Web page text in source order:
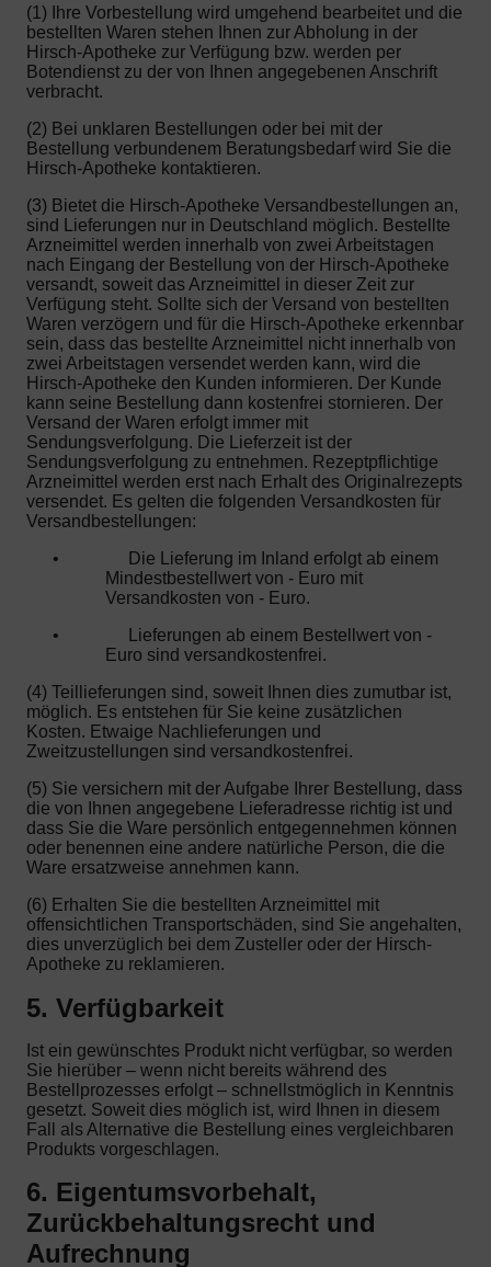
(1) Ihre Vorbestellung wird umgehend bearbeitet und die
bestellten Waren stehen Ihnen zur Abholung in der
Hirsch-Apotheke zur Verfügung bzw. werden per
Botendienst zu der von Ihnen angegebenen Anschrift
verbracht.
(2) Bei unklaren Bestellungen oder bei mit der
Bestellung verbundenem Beratungsbedarf wird Sie die
Hirsch-Apotheke kontaktieren.
(3) Bietet die Hirsch-Apotheke Versandbestellungen an,
sind Lieferungen nur in Deutschland möglich. Bestellte
Arzneimittel werden innerhalb von zwei Arbeitstagen
nach Eingang der Bestellung von der Hirsch-Apotheke
versandt, soweit das Arzneimittel in dieser Zeit zur
Verfügung steht. Sollte sich der Versand von bestellten
Waren verzögern und für die Hirsch-Apotheke erkennbar
sein, dass das bestellte Arzneimittel nicht innerhalb von
zwei Arbeitstagen versendet werden kann, wird die
Hirsch-Apotheke den Kunden informieren. Der Kunde
kann seine Bestellung dann kostenfrei stornieren. Der
Versand der Waren erfolgt immer mit
Sendungsverfolgung. Die Lieferzeit ist der
Sendungsverfolgung zu entnehmen. Rezeptpflichtige
Arzneimittel werden erst nach Erhalt des Originalrezepts
versendet. Es gelten die folgenden Versandkosten für
Versandbestellungen:
•
Die Lieferung im Inland erfolgt ab einem
Mindestbestellwert von - Euro mit
Versandkosten von - Euro.
•
Lieferungen ab einem Bestellwert von -
Euro sind versandkostenfrei.
(4) Teillieferungen sind, soweit Ihnen dies zumutbar ist,
möglich. Es entstehen für Sie keine zusätzlichen
Kosten. Etwaige Nachlieferungen und
Zweitzustellungen sind versandkostenfrei.
(5) Sie versichern mit der Aufgabe Ihrer Bestellung, dass
die von Ihnen angegebene Lieferadresse richtig ist und
dass Sie die Ware persönlich entgegennehmen können
oder benennen eine andere natürliche Person, die die
Ware ersatzweise annehmen kann.
(6) Erhalten Sie die bestellten Arzneimittel mit
offensichtlichen Transportschäden, sind Sie angehalten,
dies unverzüglich bei dem Zusteller oder der Hirsch-
Apotheke zu reklamieren.
5. Verfügbarkeit
Ist ein gewünschtes Produkt nicht verfügbar, so werden
Sie hierüber – wenn nicht bereits während des
Bestellprozesses erfolgt – schnellstmöglich in Kenntnis
gesetzt. Soweit dies möglich ist, wird Ihnen in diesem
Fall als Alternative die Bestellung eines vergleichbaren
Produkts vorgeschlagen.
6. Eigentumsvorbehalt,
Zurückbehaltungsrecht und
Aufrechnung